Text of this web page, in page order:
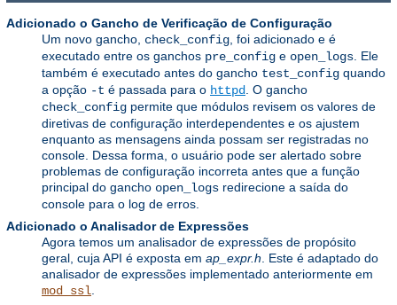
Adicionado o Gancho de Verificação de Configuração
Um novo gancho, check_config , foi adicionado e é
executado entre os ganchos pre_config e open_logs . Ele
também é executado antes do gancho test_config quando
a opção -t é passada para o httpd
. O gancho
check_config permite que módulos revisem os valores de
diretivas de configuração interdependentes e os ajustem
enquanto as mensagens ainda possam ser registradas no
console. Dessa forma, o usuário pode ser alertado sobre
problemas de configuração incorreta antes que a função
principal do gancho open_logs redirecione a saída do
console para o log de erros.
Adicionado o Analisador de Expressões
Agora temos um analisador de expressões de propósito
geral, cuja API é exposta em ap_expr.h . Este é adaptado do
analisador de expressões implementado anteriormente em
mod_ssl